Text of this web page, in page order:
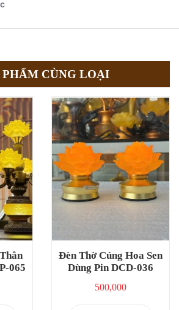
PHẨM CÙNG LOẠI
065
Đèn Thờ Cúng Hoa Sen
Dùng Pin DCD-036
500,000